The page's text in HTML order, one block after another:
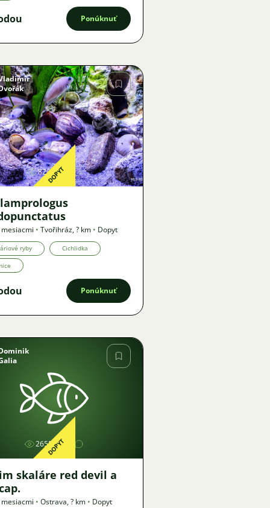
Ponúknuť
Obrázok
820DOPYT
• Tvořihráz,? km • Dopyt
ryby Cichlidka
Ponúknuť
Obrázok
2655DOPYT
skaláre red devil a
• Ostrava,? km • Dopyt